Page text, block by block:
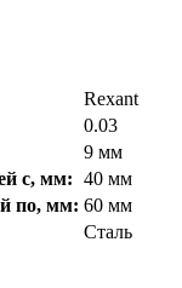
Rexant
0.03
9 мм
с, мм: 40 мм
по, мм: 60 мм
Сталь